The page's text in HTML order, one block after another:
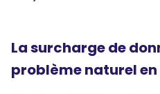
La surcharge de
problème naturel en